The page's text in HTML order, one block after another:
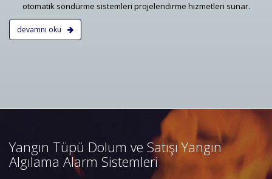
otomatik söndürme sistemleri projelendirme hizmetleri sunar.
devamnı oku
Yangın Tüpü Dolum ve Satışı Yangın
Algılama Alarm Sistemleri
Bursa adresli ve konvansiyonel
yangın alarm sistemleri
projelendirme, duman, ısı,
kombine dedektörler, kontrol
panelleri ve yangın butonları
satış, bakım, montajı.